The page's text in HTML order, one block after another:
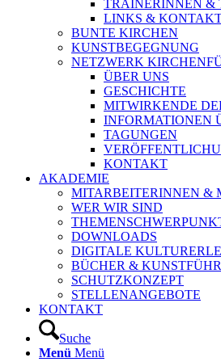
TRAINERINNEN &
LINKS &
BUNTE KIRCHEN
KUNSTBEGEGNUNG
NETZWERK
ÜBER UNS
GESCHICHTE
MITWIRKENDE
INFORMATIONEN
TAGUNGEN
KONTAKT
AKADEMIE
MITARBEITERINNEN &
WER WIR SIND
DOWNLOADS
DIGITALE
BÜCHER &
SCHUTZKONZEPT
STELLENANGEBOTE
KONTAKT
Suche
Menü Menü